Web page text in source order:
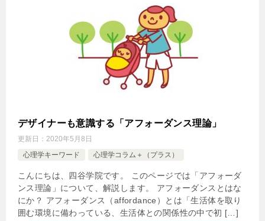
デザイナーも意識する「アフォーダンス理論」
更新日： 2020年5月8日
心理学キーワード
心理学コラム＋（プラス）
こんにちは、四谷学院です。 このページでは「アフォーダ
ンス理論」について、解説します。 アフォーダンスとはな
にか？ アフォーダンス（affordance）とは「生活体を取り
囲む環境に備わっている、生活体との関係性の中で初 […]